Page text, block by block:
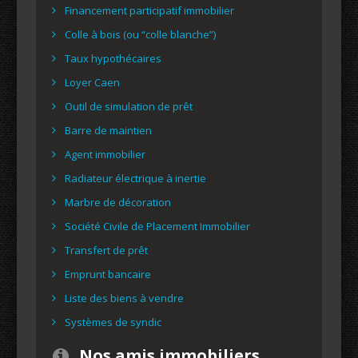
Financement participatif immobilier
Colle à bois (ou “colle blanche”)
Taux hypothécaires
Loyer Caen
Outil de simulation de prêt
Barre de maintien
Agent immobilier
Radiateur électrique à inertie
Marbre de décoration
Société Civile de Placement Immobilier
Transfert de prêt
Emprunt bancaire
Liste des biens à vendre
Systèmes de syndic